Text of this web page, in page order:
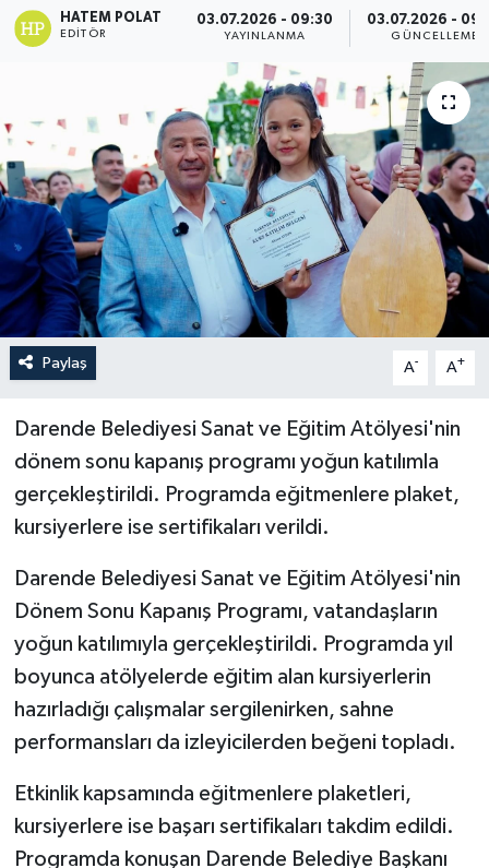
HATEM POLAT
EDITÖR
03.07.2026 - 09:30
YAYINLANMA
03.07.2026 -
GÜNCELLEME
Paylaş A- A+
Darende Belediyesi Sanat ve Eğitim Atölyesi'nin
dönem sonu kapanış programı yoğun katılımla
gerçekleştirildi. Programda eğitmenlere plaket,
kursiyerlere ise sertifikaları verildi.
Darende Belediyesi Sanat ve Eğitim Atölyesi'nin
Dönem Sonu Kapanış Programı, vatandaşların
yoğun katılımıyla gerçekleştirildi. Programda yıl
boyunca atölyelerde eğitim alan kursiyerlerin
hazırladığı çalışmalar sergilenirken, sahne
performansları da izleyicilerden beğeni topladı.
Etkinlik kapsamında eğitmenlere plaketleri,
kursiyerlere ise başarı sertifikaları takdim edildi.
Programda konuşan Darende Belediye Başkanı